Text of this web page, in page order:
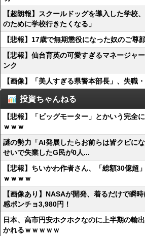
【超朗報】スクールドッグを導入した学校
のために学校行きたくなる」
【悲報】17歳で無期懲役になった奴のご尊
【悲報】仙台育英の可愛すぎるマネージャ
ンク
【画像】「美人すぎる県警本部長」、失職・
投資ちゃんねる
【悲報】「ビッグモーター」とかいう完全
ｗｗｗ
謎の勢力「AI発展したらお前らは皆クビに
せいで失業したG民が0人...
【悲報】ちいかわ作者さん、「総額30億超
ｗｗｗｗ
【画像あり】NASAが開発、着るだけで瞬
感ポンチョ3,980円！
日本、高市円安ホクホクなのに上半期の輸
かれるｗｗｗｗｗ